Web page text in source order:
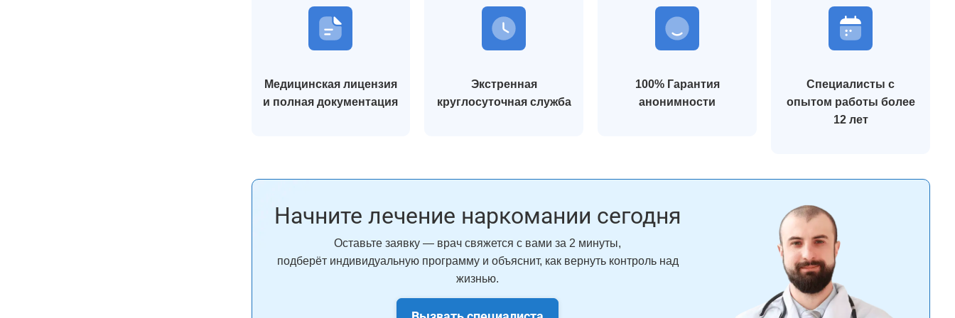
Медицинская лицензия
и полная документация
Экстренная
круглосуточная служба
100% Гарантия
анонимности
Специалисты с
опытом работы более
12 лет
Начните лечение наркомании сегодня
Оставьте заявку — врач свяжется с вами за 2 минуты,
подберёт индивидуальную программу и объяснит, как вернуть контроль над
жизнью.